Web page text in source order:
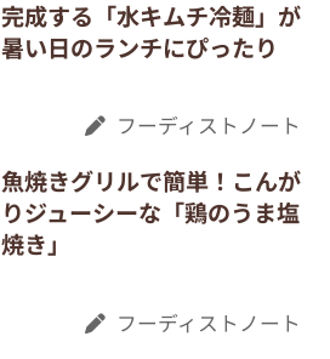
完成する「水キムチ冷麺」が
暑い日のランチにぴったり
フーディストノート
魚焼きグリルで簡単！こんが
りジューシーな「鶏のうま塩
焼き」
フーディストノート